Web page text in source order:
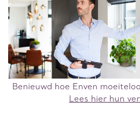
Benieuwd hoe Enven
Lees hier hun